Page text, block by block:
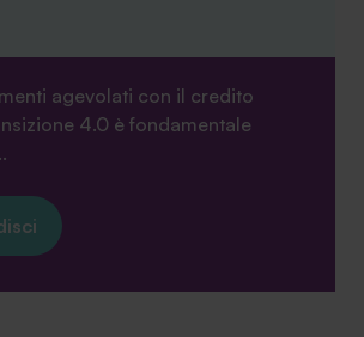
agevolati con il credito
4.0 è fondamentale